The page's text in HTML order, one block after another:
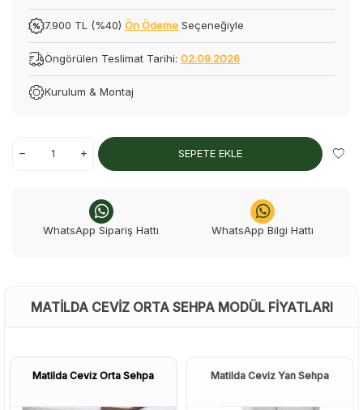
7.900 TL (%40) Ön Ödeme Seçeneğiyle
Öngörülen Teslimat Tarihi: 02.09.2026
Kurulum & Montaj
SEPETE EKLE
WhatsApp Sipariş Hattı WhatsApp Bilgi Hattı
MATILDA CEVIZ ORTA SEHPA MODÜL FIYATLARI
Matilda Ceviz Orta Sehpa Matilda Ceviz Yan Sehpa